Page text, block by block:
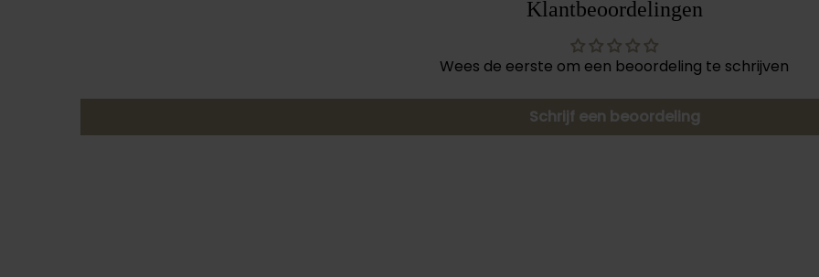
Klantbeoordelingen
Wees de eerste om een beoordeling te schrijven
Schrijf een beoordeling